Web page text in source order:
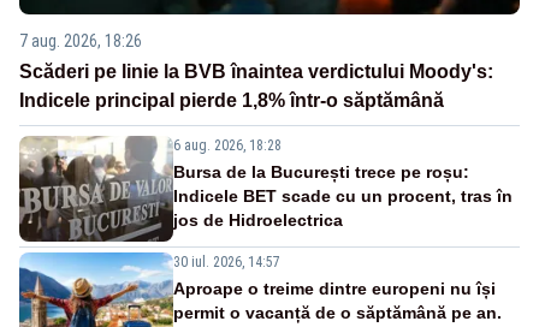
7 aug. 2026, 18:26
Scăderi pe linie la BVB înaintea verdictului Moody's:
Indicele principal pierde 1,8% într-o săptămână
6 aug. 2026, 18:28
Bursa de la București trece pe roșu:
Indicele BET scade cu un procent, tras în
jos de Hidroelectrica
30 iul. 2026, 14:57
Aproape o treime dintre europeni nu își
permit o vacanță de o săptămână pe an.